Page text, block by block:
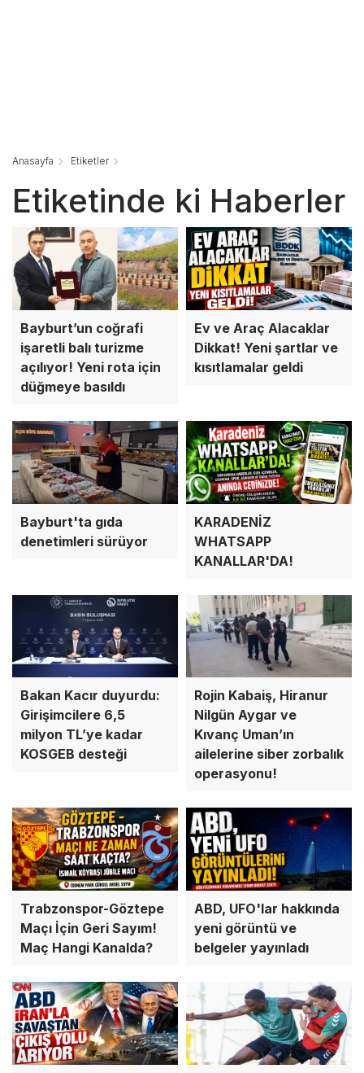
Anasayfa Etiketler
Etiketinde ki Haberler
Bayburt’un coğrafi
işaretli balı turizme
açılıyor! Yeni rota için
düğmeye basıldı
Ev ve Araç Alacaklar
Dikkat! Yeni şartlar ve
kısıtlamalar geldi
Bayburt'ta gıda
denetimleri sürüyor
KARADENİZ
WHATSAPP
KANALLAR'DA!
Bakan Kacır duyurdu:
Girişimcilere 6,5
milyon TL’ye kadar
KOSGEB desteği
Rojin Kabaiş, Hiranur
Nilgün Aygar ve
Kıvanç Uman’ın
ailelerine siber zorbalık
operasyonu!
Trabzonspor-Göztepe
Maçı İçin Geri Sayım!
Maç Hangi Kanalda?
ABD, UFO'lar hakkında
yeni görüntü ve
belgeler yayınladı